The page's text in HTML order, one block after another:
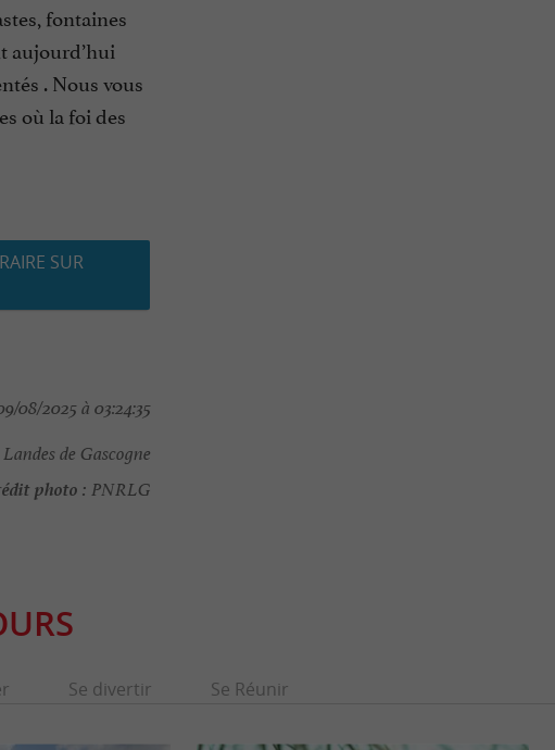
fontaines
aujourd’hui
. Nous vous
où la foi des
SUR
08/2025 à 03:24:35
de Gascogne
photo : PNRLG
Se divertir Se Réunir